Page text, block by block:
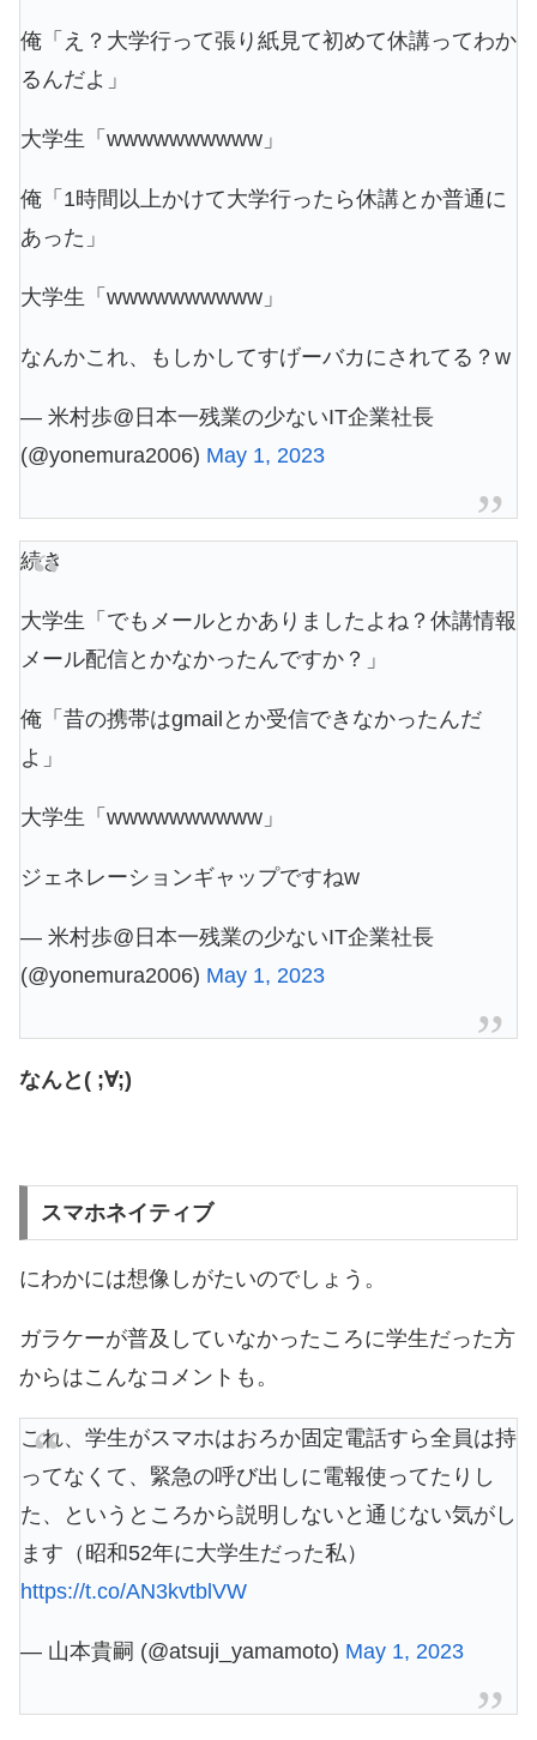
俺「え？大学行って張り紙見て初めて休講ってわか
るんだよ」
大学生「wwwwwwwwww」
俺「1時間以上かけて大学行ったら休講とか普通に
あった」
大学生「wwwwwwwwww」
なんかこれ、もしかしてすげーバカにされてる？w
— 米村歩@日本一残業の少ないIT企業社長
(@yonemura2006) May 1, 2023
続き
大学生「でもメールとかありましたよね？休講情報
メール配信とかなかったんですか？」
俺「昔の携帯はgmailとか受信できなかったんだ
よ」
大学生「wwwwwwwwww」
ジェネレーションギャップですねw
— 米村歩@日本一残業の少ないIT企業社長
(@yonemura2006) May 1, 2023
なんと( ;∀;)
スマホネイティブ
にわかには想像しがたいのでしょう。
ガラケーが普及していなかったころに学生だった方
からはこんなコメントも。
これ、学生がスマホはおろか固定電話すら全員は持
ってなくて、緊急の呼び出しに電報使ってたりし
た、というところから説明しないと通じない気がし
ます（昭和52年に大学生だった私）
https://t.co/AN3kvtblVW
— 山本貴嗣 (@atsuji_yamamoto) May 1, 2023